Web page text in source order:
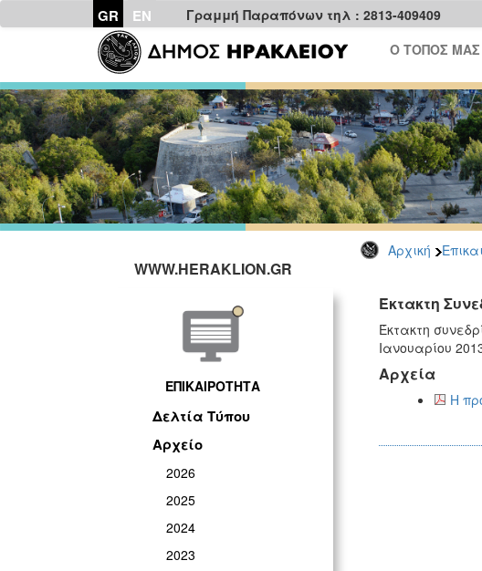
GR EN Γραμμή Παραπόνων τηλ : 2813-409409
Ο ΤΟΠΟΣ ΜΑΣ
Αρχική
WWW.HERAKLION.GR
ΕΠΙΚΑΙΡΟΤΗΤΑ
Δελτία Τύπου
Αρχείο
2026
2025
2024
2023
Έκτακτη
Έκτακτη
Ιανουαρίου
Αρχεία
Η